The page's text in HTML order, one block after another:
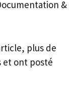
&
plus de
et ont posté